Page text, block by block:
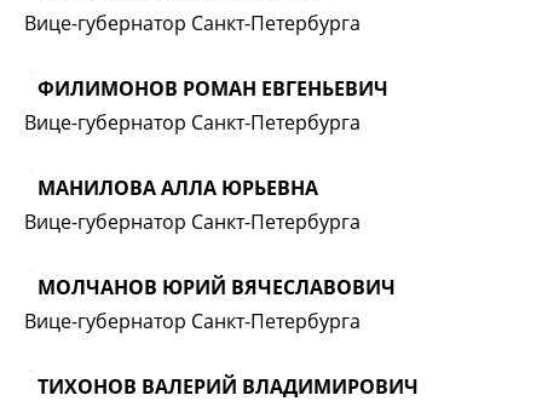
Вице-губернатор Санкт-Петербурга
ФИЛИМОНОВ РОМАН ЕВГЕНЬЕВИЧ
Вице-губернатор Санкт-Петербурга
МАНИЛОВА АЛЛА ЮРЬЕВНА
Вице-губернатор Санкт-Петербурга
МОЛЧАНОВ ЮРИЙ ВЯЧЕСЛАВОВИЧ
Вице-губернатор Санкт-Петербурга
ТИХОНОВ ВАЛЕРИЙ ВЛАДИМИРОВИЧ